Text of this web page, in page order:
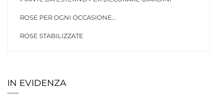
ROSE PER OGNI OCCASIONE...
ROSE STABILIZZATE
IN EVIDENZA